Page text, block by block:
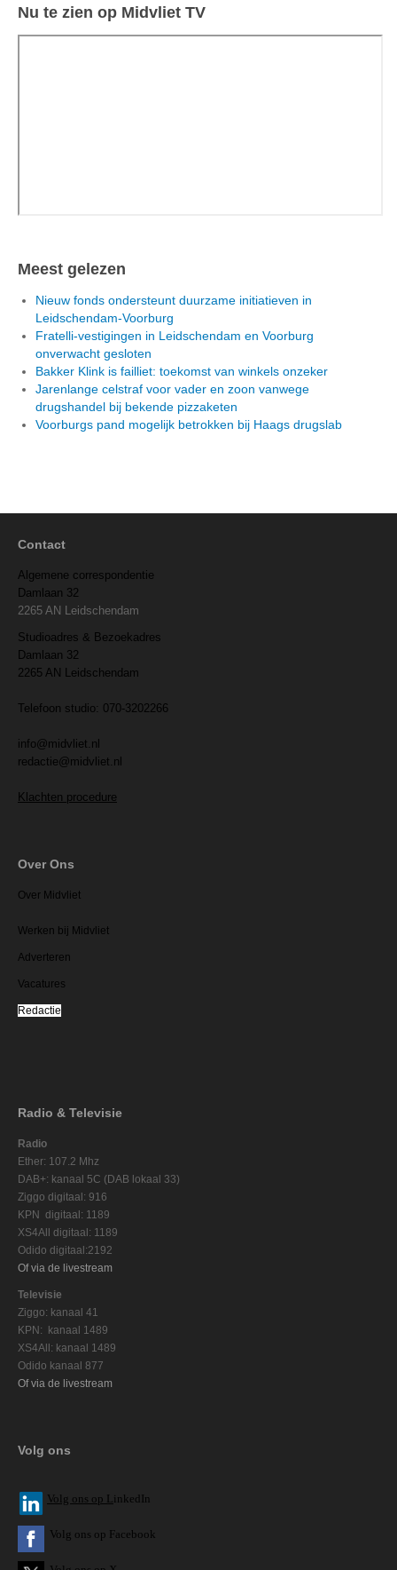
Nu te zien op Midvliet TV
Meest gelezen
Nieuw fonds ondersteunt duurzame initiatieven in
Leidschendam-Voorburg
Fratelli-vestigingen in Leidschendam en Voorburg
onverwacht gesloten
Bakker Klink is failliet: toekomst van winkels onzeker
Jarenlange celstraf voor vader en zoon vanwege
drugshandel bij bekende pizzaketen
Voorburgs pand mogelijk betrokken bij Haags drugslab
Contact
Algemene correspondentie
Damlaan 32
2265 AN Leidschendam
Studioadres & Bezoekadres
Damlaan 32
2265 AN Leidschendam
Telefoon studio: 070-3202266
info@midvliet.nl
redactie@midvliet.nl
Klachten procedure
Over Ons
Over Midvliet
Werken bij Midvliet
Adverteren
Vacatures
Redactie
Radio & Televisie
Radio
Ether: 107.2 Mhz
DAB+: kanaal 5C (DAB lokaal 33)
Ziggo digitaal: 916
KPN digitaal: 1189
XS4All digitaal: 1189
Odido digitaal:2192
Of via de livestream
Televisie
Ziggo: kanaal 41
KPN: kanaal 1489
XS4All: kanaal 1489
Odido kanaal 877
Of via de livestream
Volg ons
Volg ons op L inkedIn
Volg ons op Facebook